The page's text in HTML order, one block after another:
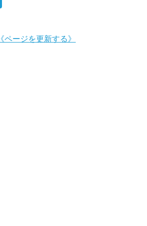
《ページを更新する》